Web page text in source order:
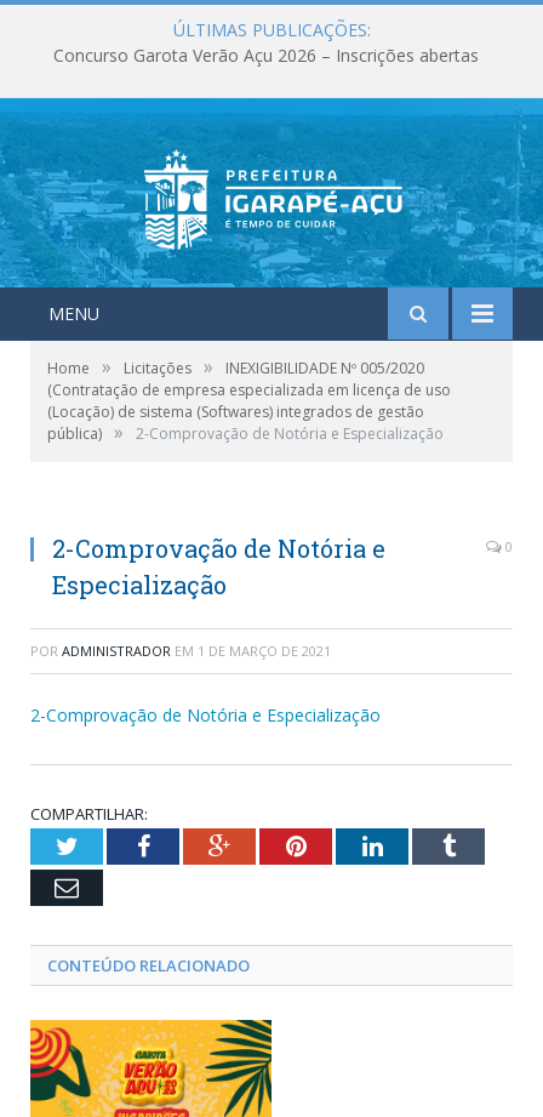
ÚLTIMAS PUBLICAÇÕES:
Concurso Garota Verão Açu 2026 – Inscrições abertas
MENU
Home » Licitações »
INEXIGIBILIDADE Nº 005/2020
(Contratação de empresa especializada em licença de uso
(Locação) de sistema (Softwares) integrados de gestão
pública) » 2-Comprovação de Notória e Especialização
2-Comprovação de Notória e
Especialização
0
POR ADMINISTRADOR EM 1 DE MARÇO DE 2021
2-Comprovação de Notória e Especialização
COMPARTILHAR:
TwitterFacebookGoogle+PinterestLinkedInTumblr
Email
CONTEÚDO RELACIONADO